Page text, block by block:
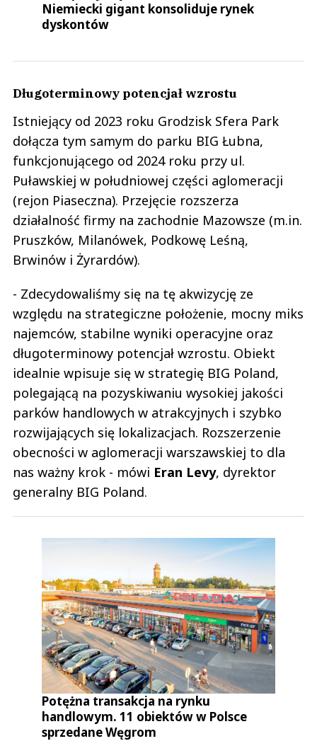
Niemiecki gigant konsoliduje rynek
dyskontów
Długoterminowy potencjał wzrostu
Istniejący od 2023 roku Grodzisk Sfera Park
dołącza tym samym do parku BIG Łubna,
funkcjonującego od 2024 roku przy ul.
Puławskiej w południowej części aglomeracji
(rejon Piaseczna). Przejęcie rozszerza
działalność firmy na zachodnie Mazowsze (m.in.
Pruszków, Milanówek, Podkowę Leśną,
Brwinów i Żyrardów).
- Zdecydowaliśmy się na tę akwizycję ze
względu na strategiczne położenie, mocny miks
najemców, stabilne wyniki operacyjne oraz
długoterminowy potencjał wzrostu. Obiekt
idealnie wpisuje się w strategię BIG Poland,
polegającą na pozyskiwaniu wysokiej jakości
parków handlowych w atrakcyjnych i szybko
rozwijających się lokalizacjach. Rozszerzenie
obecności w aglomeracji warszawskiej to dla
nas ważny krok - mówi Eran Levy, dyrektor
generalny BIG Poland.
Potężna transakcja na rynku
handlowym. 11 obiektów w Polsce
sprzedane Węgrom